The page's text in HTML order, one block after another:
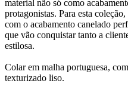
material não só como
protagonistas. Para esta
com o acabamento canelado
que vão conquistar tanto a
estilosa.
Colar em malha portuguesa,
texturizado liso.